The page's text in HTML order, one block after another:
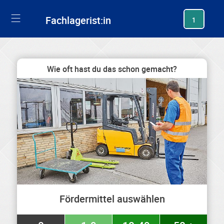
Fachlagerist:in 1
Wie oft hast du das schon gemacht?
Fördermittel auswählen